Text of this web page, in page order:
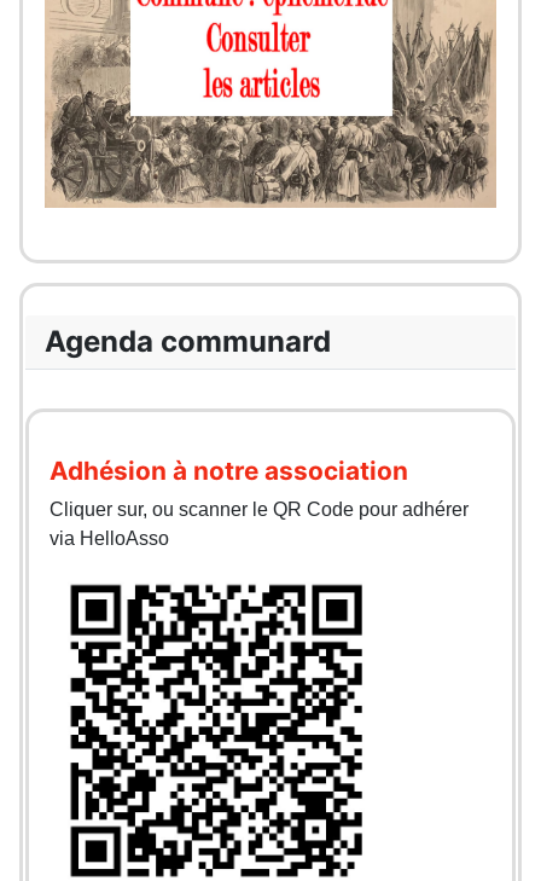
Agenda communard
Adhésion à notre association
Cliquer sur, ou scanner le QR Code pour adhérer
via HelloAsso